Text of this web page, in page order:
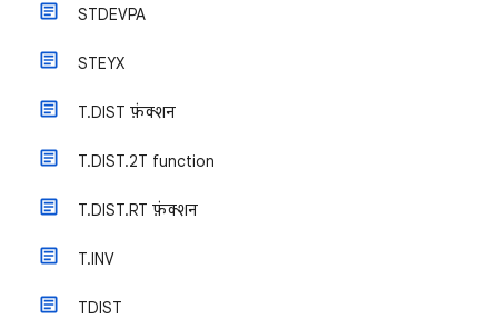
STDEVPA
STEYX
T.DIST फ़ंक्शन
T.DIST.2T function
T.DIST.RT फ़ंक्शन
T.INV
TDIST